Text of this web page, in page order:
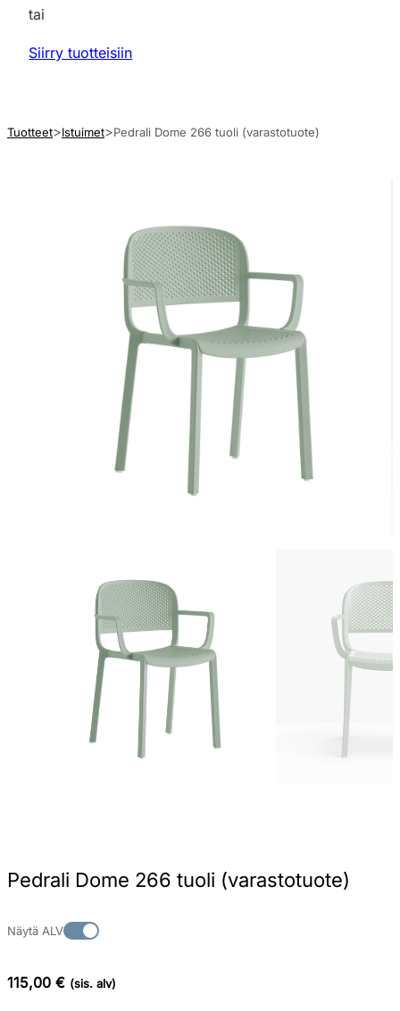
tai
Siirry tuotteisiin
Tuotteet Istuimet Pedrali Dome 266 tuoli (varastotuote)
Pedrali Dome 266 tuoli (varastotuote)
Näytä ALV
115,00 € (sis. alv)